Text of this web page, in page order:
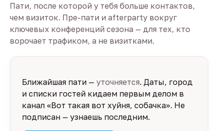
Пати, после которой у тебя больше контактов,
чем визиток. Пре-пати и afterparty вокруг
ключевых конференций сезона — для тех, кто
ворочает трафиком, а не визитками.
Ближайшая пати — уточняется. Даты, город
и списки гостей кидаем первым делом в
канал «Вот такая вот хуйня, собачка». Не
подписан — узнаешь последним.